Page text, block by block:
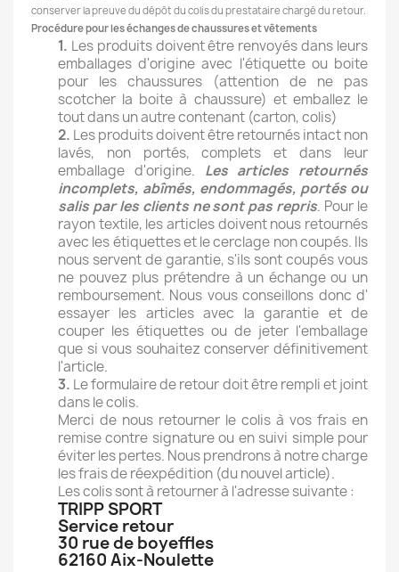
conserver la preuve du dépôt du colis du prestataire chargé du retour.
Procédure pour les échanges de chaussures et vêtements
1. Les produits doivent être renvoyés dans leurs
emballages d'origine avec l'étiquette ou boite
pour les chaussures (attention de ne pas
scotcher la boite à chaussure) et emballez le
tout dans un autre contenant (carton, colis)
2. Les produits doivent être retournés intact non
lavés, non portés, complets et dans leur
emballage d'origine. Les articles retournés
incomplets, abîmés, endommagés, portés ou
salis par les clients ne sont pas repris. Pour le
rayon textile, les articles doivent nous retournés
avec les étiquettes et le cerclage non coupés. Ils
nous servent de garantie, s'ils sont coupés vous
ne pouvez plus prétendre à un échange ou un
remboursement. Nous vous conseillons donc d'
essayer les articles avec la garantie et de
couper les étiquettes ou de jeter l'emballage
que si vous souhaitez conserver définitivement
l'article.
3. Le formulaire de retour doit être rempli et joint
dans le colis.
Merci de nous retourner le colis à vos frais en
remise contre signature ou en suivi simple pour
éviter les pertes. Nous prendrons à notre charge
les frais de réexpédition (du nouvel article).
Les colis sont à retourner à l'adresse suivante :
TRIPP SPORT
Service retour
30 rue de boyeffles
62160 Aix-Noulette